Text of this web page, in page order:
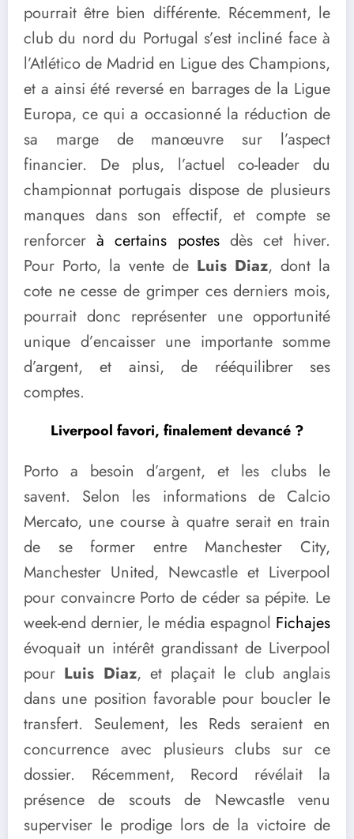
pourrait être bien différente. Récemment, le
club du nord du Portugal s’est incliné face à
l’Atlético de Madrid en Ligue des Champions,
et a ainsi été reversé en barrages de la Ligue
Europa, ce qui a occasionné la réduction de
sa marge de manœuvre sur l’aspect
financier. De plus, l’actuel co-leader du
championnat portugais dispose de plusieurs
manques dans son effectif, et compte se
renforcerà certains postesdès cet hiver.
Pour Porto, la vente de Luis Diaz, dont la
cote ne cesse de grimper ces derniers mois,
pourrait donc représenter une opportunité
unique d’encaisser une importante somme
d’argent, et ainsi, de rééquilibrer ses
comptes.
Liverpool favori, finalement devancé ?
Porto a besoin d’argent, et les clubs le
savent. Selon les informations de Calcio
Mercato, une course à quatre serait en train
de se former entre Manchester City,
Manchester United, Newcastle et Liverpool
pour convaincre Porto de céder sa pépite. Le
week-end dernier, le média espagnol Fichajes
évoquait un intérêt grandissant de Liverpool
pour Luis Diaz, et plaçait le club anglais
dans une position favorable pour boucler le
transfert. Seulement, les Reds seraient en
concurrence avec plusieurs clubs sur ce
dossier. Récemment, Record révélait la
présence de scouts de Newcastle venu
superviser le prodige lors de la victoire de